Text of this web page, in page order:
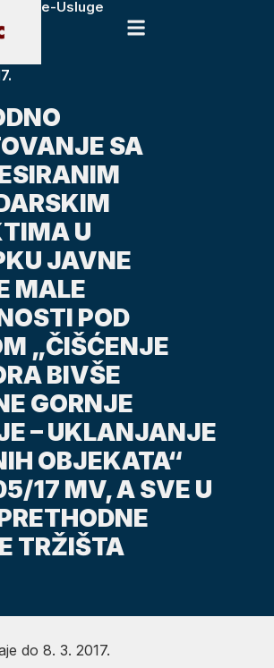
e-Usluge
SA
U
JAVNE
MALE
POD
„ČIŠĆENJE
BIVŠE
GORNJE
– UKLANJANJE
OBJEKATA“
17 MV, A SVE U
TRŽIŠTA
do 8. 3. 2017.